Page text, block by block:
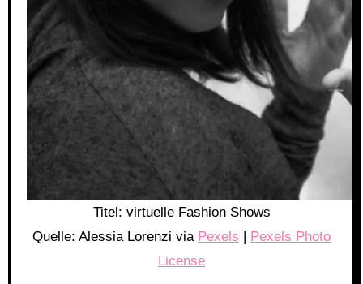
Titel: virtuelle Fashion Shows
Quelle: Alessia Lorenzi via Pexels | Pexels Photo
License